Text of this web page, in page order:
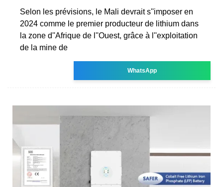
Selon les prévisions, le Mali devrait s''imposer en
2024 comme le premier producteur de lithium dans
la zone d''Afrique de l''Ouest, grâce à l''exploitation
de la mine de
WhatsApp